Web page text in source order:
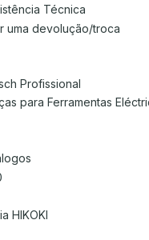
Técnica
uma devolução/troca
Profissional
para Ferramentas
HIKOKI